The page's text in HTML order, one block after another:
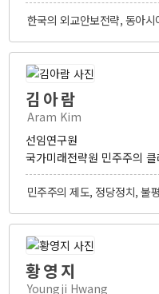
한국의 외교안보전략, 동아
김아람
Aram Kim
선임연구원
국가미래전략원 민주주의
민주주의 제도, 정당정치, 불
황영지
Youngji Hwang